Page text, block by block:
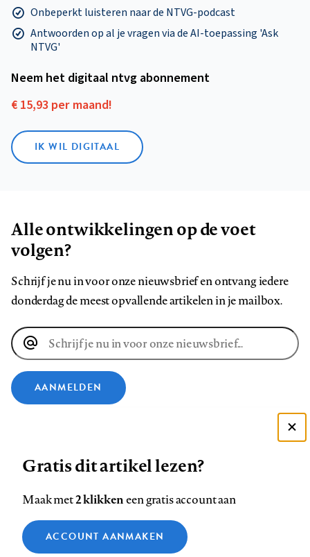
Onbeperkt luisteren naar de NTVG-podcast
Antwoorden op al je vragen via de AI-toepassing 'Ask
NTVG'
Neem het digitaal ntvg abonnement
€ 15,93 per maand!
IK WIL DIGITAAL
Alle ontwikkelingen op de voet
volgen?
Schrijf je nu in voor onze nieuwsbrief en ontvang iedere
donderdag de meest opvallende artikelen in je mailbox.
E-
mailadres
AANMELDEN
ons
op
Facebook
ons
op
LinkedIn
ons
op
Bluesky
ons
op
Instagram
ons
op
YouTube
ons
Footer
Contact Colofon Disclaimer Privacy
Medische vragen verdienen
Gratis dit artikel lezen?
Maak met2 klikkeneen gratis account aan
ACCOUNT AANMAKEN
Zie onze cookie policy
Analytische cookies